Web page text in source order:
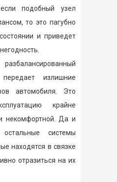
подобный узел
то это пагубно
и приведет
излишние
автомобиля. Это
крайне
некомфортной. Да и
системы
находятся в связке
отразиться на их